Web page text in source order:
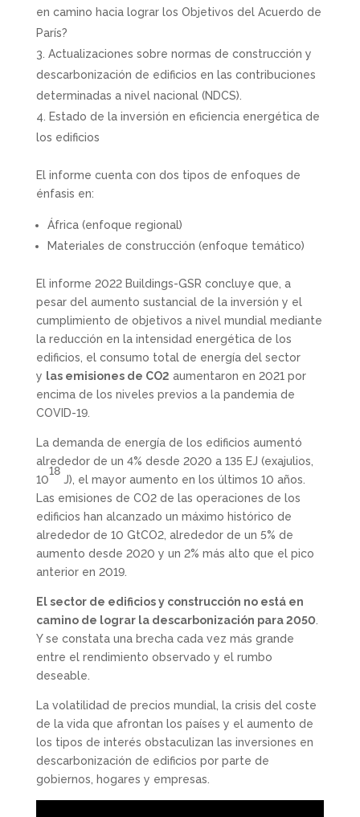
en camino hacia lograr los Objetivos del Acuerdo de
París?
Actualizaciones sobre normas de construcción y
descarbonización de edificios en las contribuciones
determinadas a nivel nacional (NDCS).
Estado de la inversión en eficiencia energética de
los edificios
El informe cuenta con dos tipos de enfoques de
énfasis en:
África (enfoque regional)
Materiales de construcción (enfoque temático)
El informe 2022 Buildings-GSR concluye que, a
pesar del aumento sustancial de la inversión y el
cumplimiento de objetivos a nivel mundial mediante
la reducción en la intensidad energética de los
edificios, el consumo total de energía del sector
y las emisiones de CO2 aumentaron en 2021 por
encima de los niveles previos a la pandemia de
COVID-19.
La demanda de energía de los edificios aumentó
alrededor de un 4% desde 2020 a 135 EJ (exajulios,
10
18
J), el mayor aumento en los últimos 10 años.
Las emisiones de CO2 de las operaciones de los
edificios han alcanzado un máximo histórico de
alrededor de 10 GtCO2, alrededor de un 5% de
aumento desde 2020 y un 2% más alto que el pico
anterior en 2019.
El sector de edificios y construcción no está en
camino de lograr la descarbonización para 2050.
Y se constata una brecha cada vez más grande
entre el rendimiento observado y el rumbo
deseable.
La volatilidad de precios mundial, la crisis del coste
de la vida que afrontan los países y el aumento de
los tipos de interés obstaculizan las inversiones en
descarbonización de edificios por parte de
gobiernos, hogares y empresas.